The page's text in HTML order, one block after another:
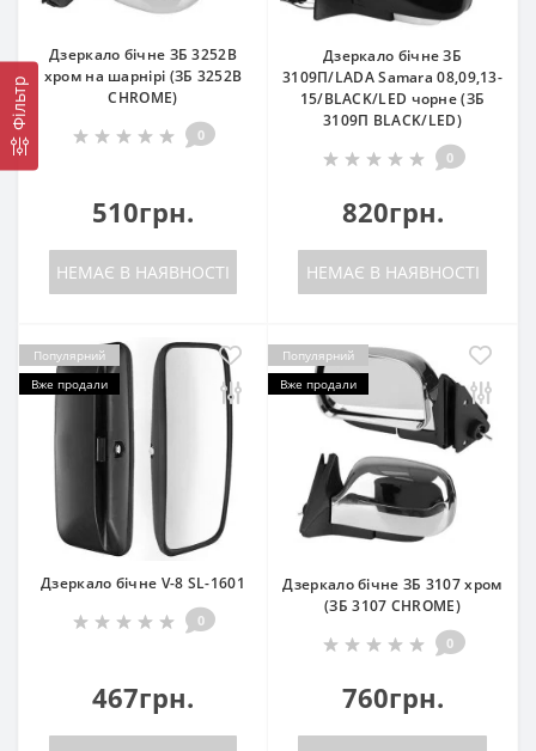
Фільтр
Дзеркало бічне ЗБ 3252B
хром на шарнірі (ЗБ 3252B
CHROME)
0
510грн.
НЕМАЄ В НАЯВНОСТІ
Дзеркало бічне ЗБ
3109П/LADA Samara 08,09,13-
15/BLACK/LED чорне (ЗБ
3109П BLACK/LED)
0
820грн.
НЕМАЄ В НАЯВНОСТІ
Популярний
Вже продали
Дзеркало бічне V-8 SL-1601
0
467грн.
Популярний
Вже продали
Дзеркало бічне ЗБ 3107 хром
(ЗБ 3107 CHROME)
0
760грн.